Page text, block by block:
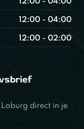
12:00 - 04:00
12:00 - 02:00
direct in je